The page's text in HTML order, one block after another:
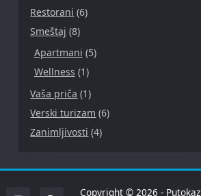
Restorani (6)
Smeštaj (8)
Apartmani (5)
Wellness (1)
Vaša priča (1)
Verski turizam (6)
Zanimljivosti (4)
Copyright © 2026 - Putokaz